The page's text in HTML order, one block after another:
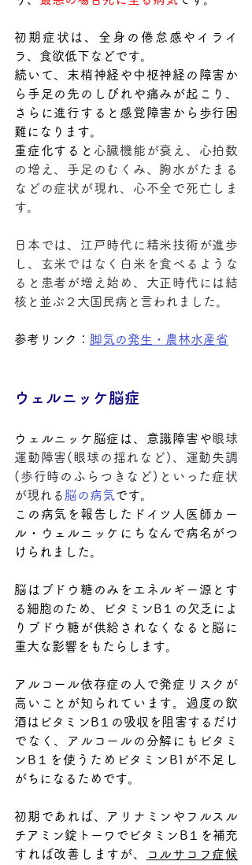
初期症状は、全身の倦怠感やイライ
ラ、食欲低下などです。
続いて、末梢神経や中枢神経の障害か
ら手足の先のしびれや痛みが起こり、
さらに進行すると感覚障害から歩行困
難になります。
重症化すると 心臓機能が衰え、心拍数
の増え、手足のむくみ、胸水がたまる
などの症状が現れ、心不全で死亡しま
す。
日本では、江戸時代に精米技術が進歩
し、玄米ではなく白米を食べるような
ると患者が増え始め、大正時代には結
核と並ぶ２大国民病と言われました。
参考リンク： 脚気の発生・農林水産省
ウェルニッケ脳症
ウェルニッケ脳症は、意識障害や眼球
運動障害(眼球の揺れなど)、運動失調
(歩行時のふらつきなど)といった症状
が現れる 脳の病気 です。
この病気を報告したドイツ人医師カー
ル・ウェルニッケにちなんで病名がつ
けられました。
脳はブドウ糖のみをエネルギー源とす
る細胞のため、ビタミンB１の欠乏によ
りブドウ糖が供給されなくなると脳に
重大な影響をもたらします。
アルコール依存症の人で発症リスクが
高いことが知られています。過度の飲
酒はビタミンB１の吸収を阻害するだけ
でなく、アルコールの分解にもビタミ
ンB１を使うためビタミンB1が不足し
がちになるためです。
初期であれば、アリナミンやフルスル
チアミン錠トーワでビタミンB１を補充
すれば改善しますが、
コルサコフ症候